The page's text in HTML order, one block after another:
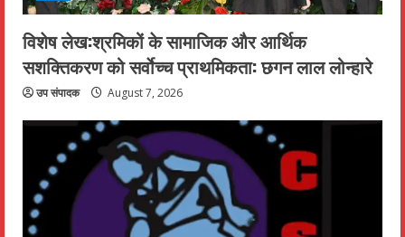
विशेष लेख:श्रमिकों के सामाजिक और आर्थिक
सशक्तिकरण को सर्वाेच्च प्राथमिकता: छगन लाल लोन्हारे
उप संपादक August 7, 2026